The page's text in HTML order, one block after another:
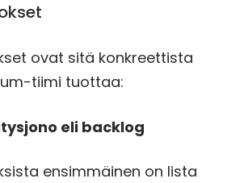
ovat sitä konkreettista
tiimi tuottaa:
eli backlog
ensimmäinen on lista